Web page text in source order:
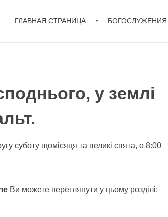
ГЛАВНАЯ СТРАНИЦА БОГОСЛУЖЕНИЯ
у землі
суботу щомісяця та великі свята, o 8:00
Ви можете переглянути у цьому розділі: